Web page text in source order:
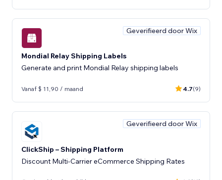
Geverifieerd door Wix
Mondial Relay Shipping Labels
Generate and print Mondial Relay shipping labels
Vanaf $ 11,90 / maand 4.7(9)
Geverifieerd door Wix
ClickShip – Shipping Platform
Discount Multi-Carrier eCommerce Shipping Rates